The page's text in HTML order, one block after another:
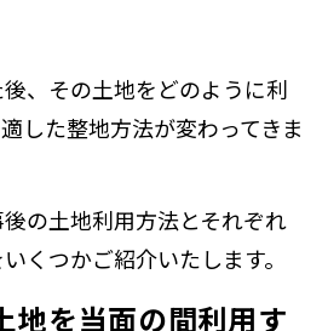
、その土地をどのように利
した整地方法が変わってきま
の土地利用方法とそれぞれ
くつかご紹介いたします。
地を当面の間利用す